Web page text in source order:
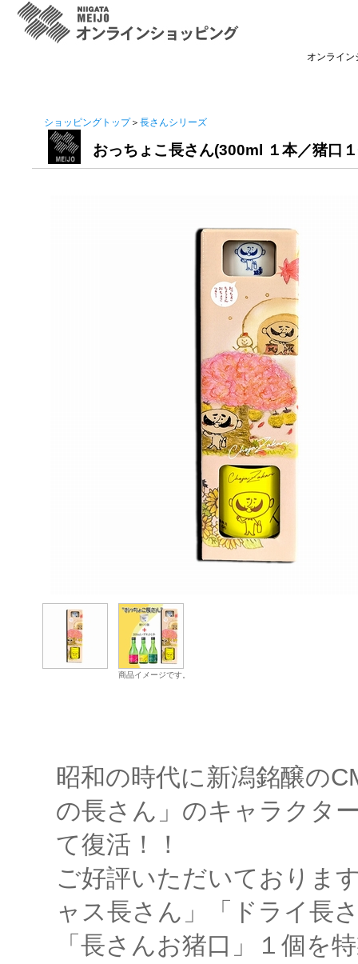
オンライ
ショッピングトップ＞ 長さんシリーズ
おっちょこ長さん(300ml １本／猪口
商品イメージです。
昭和の時代に新潟銘醸の
の長さん」のキャラクタ
て復活！！
ご好評いただいておりま
ャス長さん」「ドライ長
「長さんお猪口」１個を